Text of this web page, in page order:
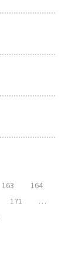
163
164
171
…